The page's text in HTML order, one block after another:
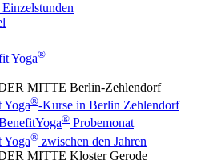
Yoga®
MITTE Berlin-Zehlendorf
Yoga®-Kurse in Berlin Zehlendorf
® Probemonat
Yoga® zwischen den Jahren
MITTE Kloster Gerode